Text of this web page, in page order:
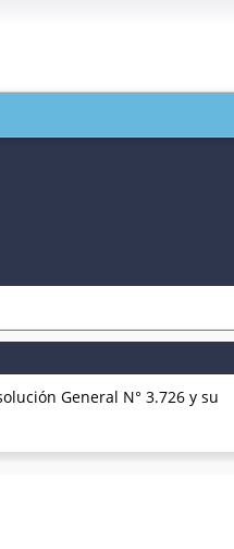
General N° 3.726 y su